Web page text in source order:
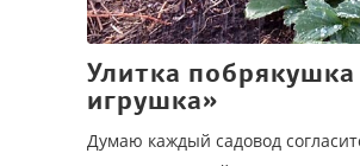
Улитка
игрушка»
Думаю каждый садовод